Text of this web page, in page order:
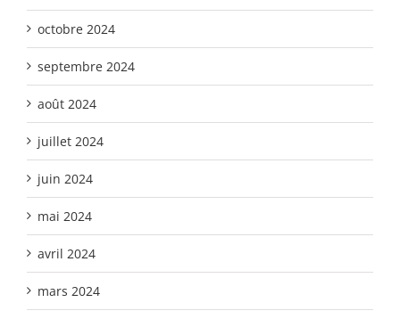
octobre 2024
septembre 2024
août 2024
juillet 2024
juin 2024
mai 2024
avril 2024
mars 2024